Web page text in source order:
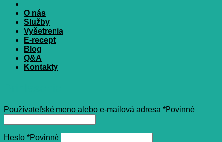
O nás
Služby
Vyšetrenia
E-recept
Blog
Q&A
Kontakty
Používateľské meno alebo e-mailová adresa *Povinné
Heslo *Povinné